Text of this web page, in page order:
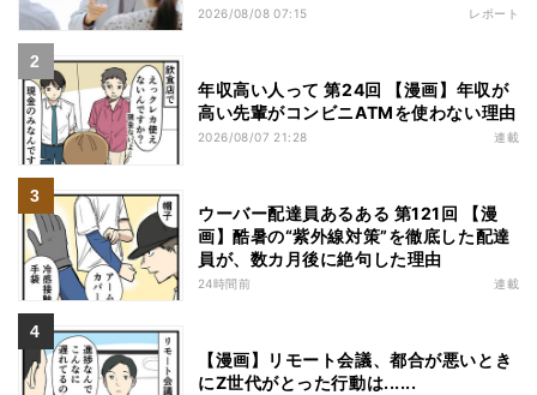
2026/08/08 07:15 レポート
年収高い人って 第24回 【漫画】年収が
高い先輩がコンビニATMを使わない理由
2026/08/07 21:28 連載
ウーバー配達員あるある 第121回 【漫
画】酷暑の“紫外線対策”を徹底した配達
員が、数カ月後に絶句した理由
24時間前 連載
【漫画】リモート会議、都合が悪いとき
にZ世代がとった行動は......